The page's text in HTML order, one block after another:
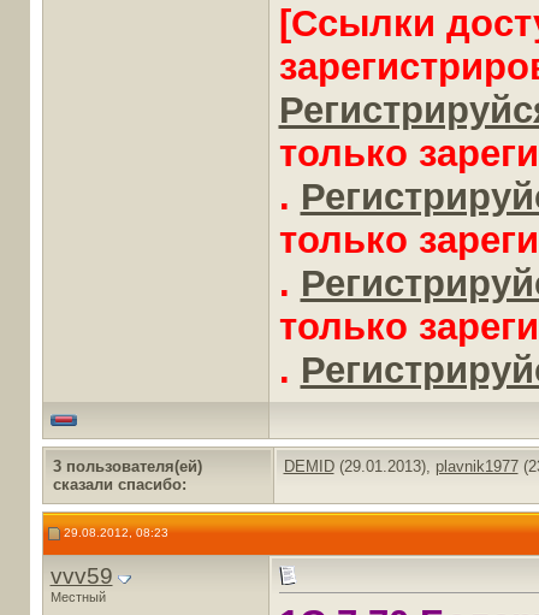
[Ссылки
только
.
только
.
только
.
3 пользователя(ей)
сказали cпасибо:
DEMID(29.01.2013), plavnik1977
29.08.2012, 08:23
vvv59
Местный